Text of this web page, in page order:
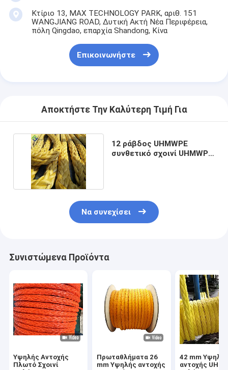
Κτίριο 13, MAX TECHNOLOGY PARK, αριθ. 151
WANGJIANG ROAD, Δυτική Ακτή Νέα Περιφέρεια,
πόλη Qingdao, επαρχία Shandong, Κίνα
Επικοινωνήστε
Αποκτήστε Την Καλύτερη Τιμή Για
12 ράβδος UHMWPE
συνθετικό σχοινί UHMWPE
Να συνεχίσει
Συνιστώμενα Προϊόντα
Υψηλής Αντοχής
Πλωτό Σχοινί
Πρωταθλήματα 26
mm Υψηλής αντοχής
42 mm
αντοχής